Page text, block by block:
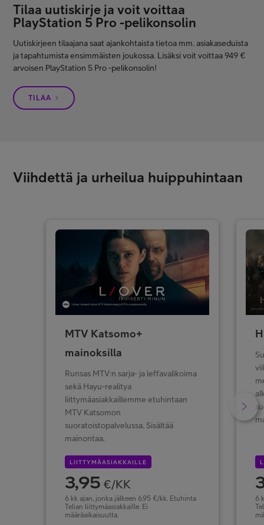
Tilaa uutiskirje ja voit voittaa
PlayStation 5 Pro -pelikonsolin
Uutiskirjeen tilaajana saat ajankohtaista tietoa mm. asiakaseduista
ja tapahtumista ensimmäisten joukossa. Lisäksi voit voittaa 949 €
arvoisen PlayStation 5 Pro -pelikonsolin!
TILAA
Viihdettä ja urheilua huippuhintaan
MTV Katsomo+
mainoksilla
Runsas MTV:n sarja- ja leffavalikoima
sekä Hayu-realitya
liittymäasiakkaillemme etuhintaan
MTV Katsomon
suoratoistopalvelussa. Sisältää
mainontaa.
LIITTYMÄASIAKKAILLE
3,95 €/KK
6 kk ajan, jonka jälkeen 6,95 €/kk. Etuhinta
Telian liittymäasiakkaille. Ei
määräaikaisuutta.
6